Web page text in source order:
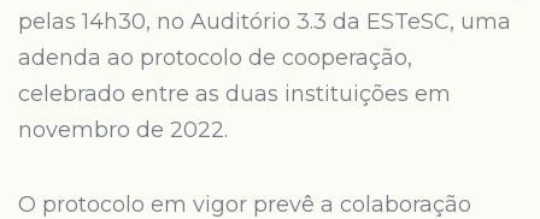
pelas 14h30, no Auditório 3.3 da ESTeSC, uma
adenda ao protocolo de cooperação,
celebrado entre as duas instituições em
novembro de 2022.
O protocolo em vigor prevê a colaboração